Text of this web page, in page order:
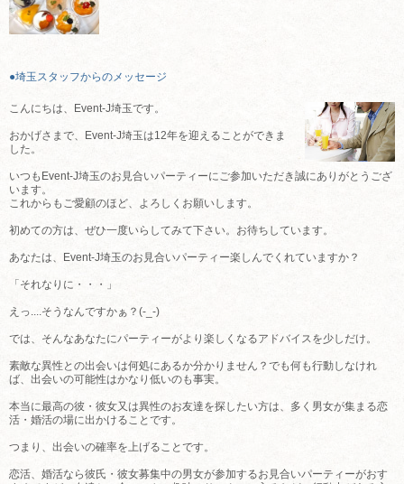
●埼玉スタッフからのメッセージ
こんにちは、Event-J埼玉です。
おかげさまで、Event-J埼玉は12年を迎えることができま
した。
いつもEvent-J埼玉のお見合いパーティーにご参加いただき誠にありがとうござ
います。
これからもご愛顧のほど、よろしくお願いします。
初めての方は、ぜひ一度いらしてみて下さい。お待ちしています。
あなたは、Event-J埼玉のお見合いパーティー楽しんでくれていますか？
「それなりに・・・」
えっ....そうなんですかぁ？(-_-)
では、そんなあなたにパーティーがより楽しくなるアドバイスを少しだけ。
素敵な異性との出会いは何処にあるか分かりません？でも何も行動しなけれ
ば、出会いの可能性はかなり低いのも事実。
本当に最高の彼・彼女又は異性のお友達を探したい方は、多く男女が集まる恋
活・婚活の場に出かけることです。
つまり、出会いの確率を上げることです。
恋活、婚活なら彼氏・彼女募集中の男女が参加するお見合いパーティーがおす